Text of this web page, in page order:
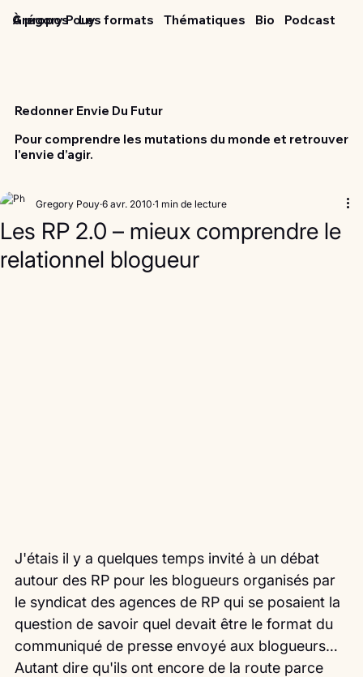
Grégory Pouy
À propos Les formats Thématiques Podcast
Bio
Redonner Envie Du Futur
Pour comprendre les mutations du monde et retrouver
l'envie d’agir.
Les RP 2.0 – mieux comprendre le
relationnel blogueur
Gregory Pouy 6 avr. 2010 1 min de lecture
J'étais il y a quelques temps invité à un débat
autour des RP pour les blogueurs organisés par
le syndicat des agences de RP qui se posaient la
question de savoir quel devait être le format du
communiqué de presse envoyé aux blogueurs…
Autant dire qu'ils ont encore de la route parce